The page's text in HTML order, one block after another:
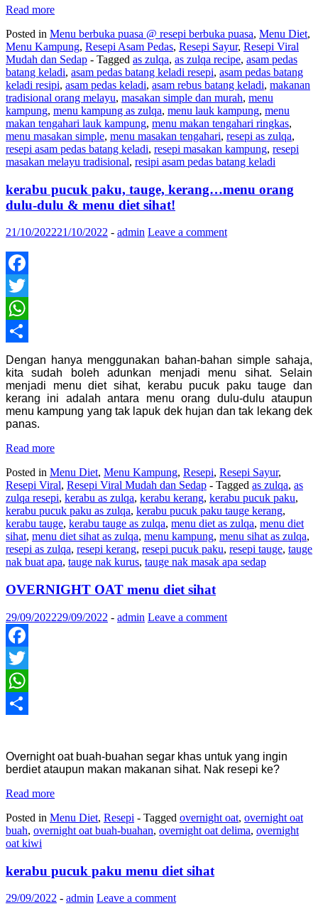
Read more
Posted in Menu berbuka puasa @ resepi berbuka puasa, Menu Diet,
Menu Kampung, Resepi Asam Pedas, Resepi Sayur, Resepi Viral
Mudah dan Sedap - Tagged as zulqa, as zulqa recipe, asam pedas
batang keladi, asam pedas batang keladi resepi, asam pedas batang
keladi resipi, asam pedas keladi, asam rebus batang keladi, makanan
tradisional orang melayu, masakan simple dan murah, menu
kampung, menu kampung as zulqa, menu lauk kampung, menu
makan tengahari lauk kampung, menu makan tengahari ringkas,
menu masakan simple, menu masakan tengahari, resepi as zulqa,
resepi asam pedas batang keladi, resepi masakan kampung, resepi
masakan melayu tradisional, resipi asam pedas batang keladi
kerabu pucuk paku, tauge, kerang…menu orang
dulu-dulu & menu diet sihat!
21/10/202221/10/2022 - admin Leave a comment
Facebook
Twitter
WhatsApp
Share
Dengan hanya menggunakan bahan-bahan simple sahaja,
kita sudah boleh adunkan menjadi menu sihat. Selain
menjadi menu diet sihat, kerabu pucuk paku tauge dan
kerang ini adalah antara menu orang dulu-dulu ataupun
menu kampung yang tak lapuk dek hujan dan tak lekang dek
panas.
Read more
Posted in Menu Diet, Menu Kampung, Resepi, Resepi Sayur,
Resepi Viral, Resepi Viral Mudah dan Sedap - Tagged as zulqa, as
zulqa resepi, kerabu as zulqa, kerabu kerang, kerabu pucuk paku,
kerabu pucuk paku as zulqa, kerabu pucuk paku tauge kerang,
kerabu tauge, kerabu tauge as zulqa, menu diet as zulqa, menu diet
sihat, menu diet sihat as zulqa, menu kampung, menu sihat as zulqa,
resepi as zulqa, resepi kerang, resepi pucuk paku, resepi tauge, tauge
nak buat apa, tauge nak kurus, tauge nak masak apa sedap
OVERNIGHT OAT menu diet sihat
29/09/202229/09/2022 - admin Leave a comment
Facebook
Twitter
WhatsApp
Overnight oat buah-buahan segar khas untuk yang ingin
berdiet ataupun makan makanan sihat. Nak resepi ke?
Read more
Posted in Menu Diet, Resepi - Tagged overnight oat, overnight oat
buah, overnight oat buah-buahan, overnight oat delima, overnight
oat kiwi
kerabu pucuk paku menu diet sihat
29/09/2022 - admin Leave a comment